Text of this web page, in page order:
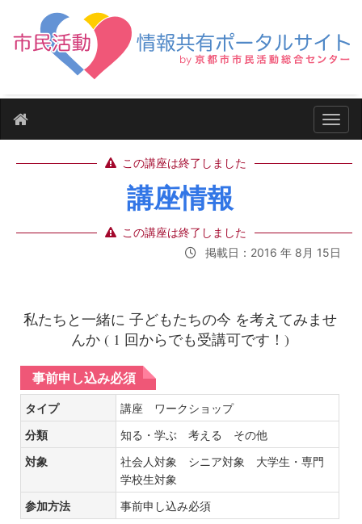
ナビ
この講座は終了しました
講座情報
この講座は終了しました
掲載日：2016 年 8月 15日
私たちと一緒に 子どもたちの今 を考えてみませ
んか ( 1 回からでも受講可です！)
事前申し込み必須
タイプ 講座 ワークショップ
分類 知る・学ぶ 考える その他
対象
社会人対象 シニア対象 大学生・専門
学校生対象
参加方法 事前申し込み必須